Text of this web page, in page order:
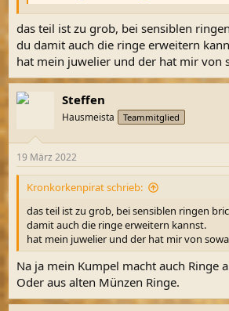
das teil ist zu grob, bei sensiblen
du damit auch die ringe erweitern
hat mein juwelier und der hat mir von
Steffen
Hausmeista Teammitglied
19 März 2022
Kronkorkenpirat schrieb:
das teil ist zu grob, bei sensiblen ringen
damit auch die ringe erweitern kannst.
hat mein juwelier und der hat mir von
Na ja mein Kumpel macht auch Ringe
Oder aus alten Münzen Ringe.